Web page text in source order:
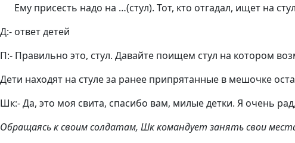
Ему присесть надо на …(стул). Тот, кто отгадал, ищет на
Д:- ответ детей
П:- Правильно это, стул. Давайте поищем стул на котором
Дети находят на стуле за ранее припрятанные в мешочке
Шк:- Да, это моя свита, спасибо вам, милые детки. Я очень
Обращаясь к своим солдатам, Шк командует занять свои